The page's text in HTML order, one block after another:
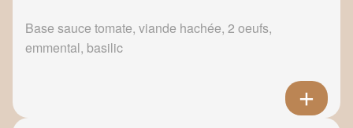
Base sauce tomate, viande hachée, 2 oeufs,
emmental, basilic